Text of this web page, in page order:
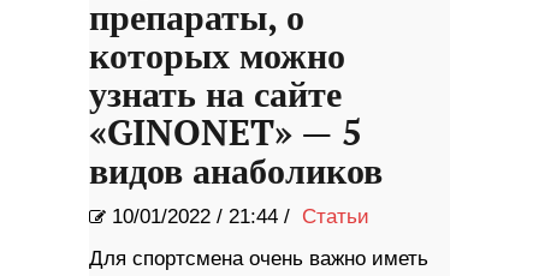
препараты, о
которых можно
узнать на сайте
«GINONET» — 5
видов анаболиков
10/01/2022 / 21:44 / Статьи
Для спортсмена очень важно иметь